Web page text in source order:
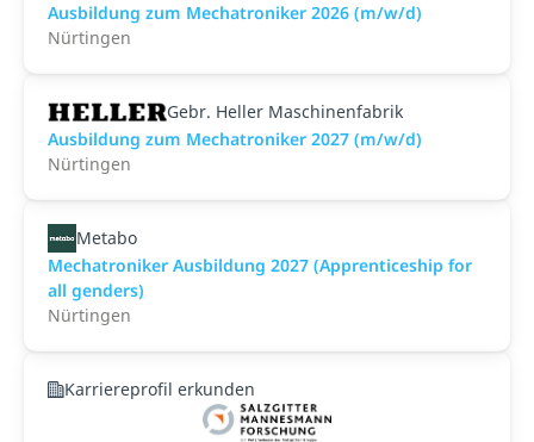
Ausbildung zum Mechatroniker 2026 (m/w/d)
Nürtingen
Gebr. Heller Maschinenfabrik
Ausbildung zum Mechatroniker 2027 (m/w/d)
Nürtingen
Metabo
Mechatroniker Ausbildung 2027 (Apprenticeship for
all genders)
Nürtingen
Karriereprofil erkunden